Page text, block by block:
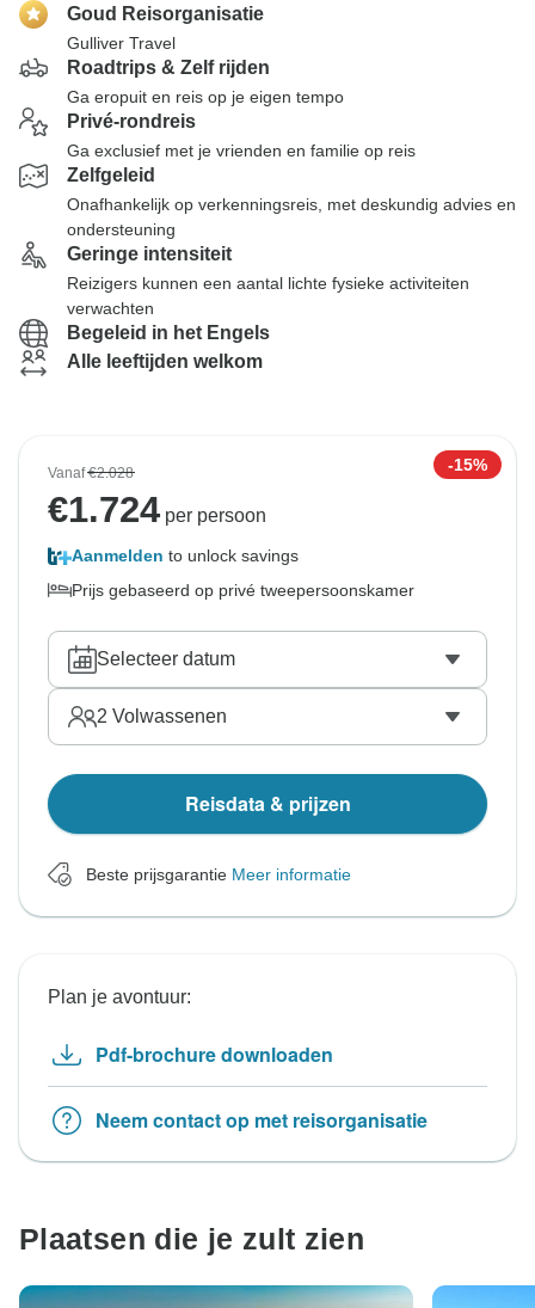
Goud Reisorganisatie
Gulliver Travel
Roadtrips & Zelf rijden
Ga eropuit en reis op je eigen tempo
Privé-rondreis
Ga exclusief met je vrienden en familie op reis
Zelfgeleid
Onafhankelijk op verkenningsreis, met deskundig advies en
ondersteuning
Geringe intensiteit
Reizigers kunnen een aantal lichte fysieke activiteiten
verwachten
Begeleid in het Engels
Alle leeftijden welkom
Vanaf€2.028 -15%
€1.724 per persoon
Aanmelden to unlock savings
Prijs gebaseerd op privé tweepersoonskamer
Selecteer datum
2 Volwassenen
Reisdata & prijzen
Beste prijsgarantie Meer informatie
Plan je avontuur:
Pdf-brochure downloaden
Neem contact op met reisorganisatie
Plaatsen die je zult zien